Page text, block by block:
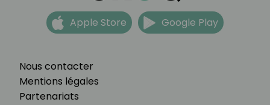
Nous contacter
Mentions légales
Partenariats
Apple Store Google Play